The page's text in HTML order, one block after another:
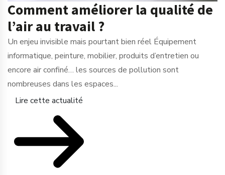
Comment améliorer la qualité de
l’air au travail ?
Un enjeu invisible mais pourtant bien réel Équipement
informatique, peinture, mobilier, produits d’entretien ou
encore air confiné… les sources de pollution sont
nombreuses dans les espaces...
Lire cette actualité